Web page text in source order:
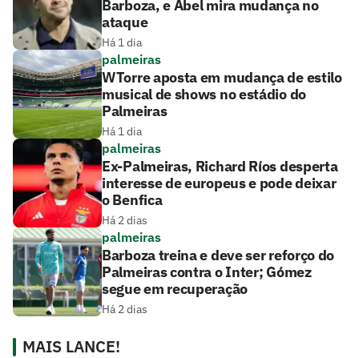
Barboza, e Abel mira mudança no
ataque
Há 1 dia
palmeiras
WTorre aposta em mudança de estilo
musical de shows no estádio do
Palmeiras
Há 1 dia
palmeiras
Ex-Palmeiras, Richard Ríos desperta
interesse de europeus e pode deixar
o Benfica
Há 2 dias
palmeiras
Barboza treina e deve ser reforço do
Palmeiras contra o Inter; Gómez
segue em recuperação
Há 2 dias
MAIS LANCE!